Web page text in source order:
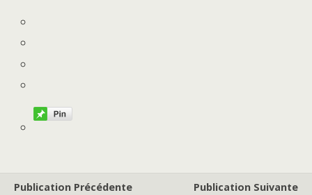
Publication Précédente
Publication Suivante